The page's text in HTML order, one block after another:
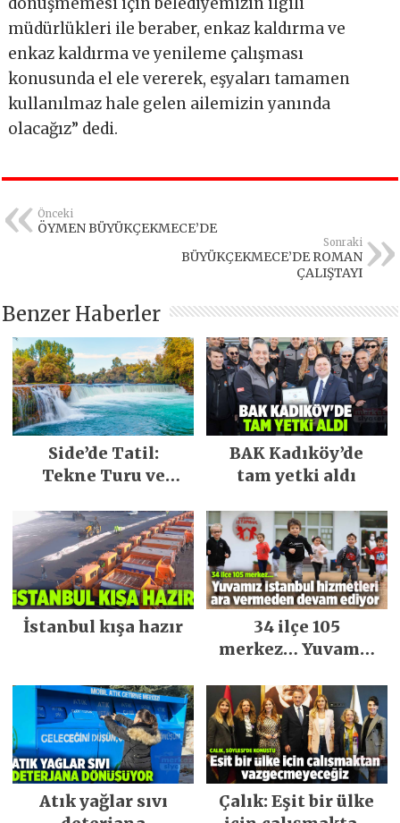
müdürlükleri ile beraber, enkaz kaldırma ve
enkaz kaldırma ve yenileme çalışması
konusunda el ele vererek, eşyaları tamamen
kullanılmaz hale gelen ailemizin yanında
olacağız” dedi.
Önceki
ÖYMEN BÜYÜKÇEKMECE’DE
Sonraki
BÜYÜKÇEKMECE’DE ROMAN
ÇALIŞTAYI
Benzer Haberler
Side’de Tatil:
Tekne Turu ve
BAK Kadıköy’de
tam yetki aldı
İstanbul kışa hazır
34 ilçe 105
merkez… Yuvamız
ara vermeden
devam ediyor
Atık yağlar sıvı
Çalık: Eşit bir ülke